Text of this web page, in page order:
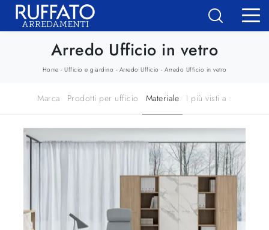
Arredo Ufficio in vetro
Home - Ufficio e giardino - Arredo Ufficio - Arredo Ufficio in vetro
Marca Prodotti per ufficio Materiale I più visti a :